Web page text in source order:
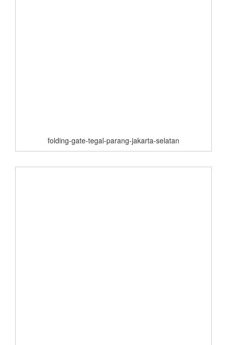
folding-gate-tegal-parang-jakarta-selatan